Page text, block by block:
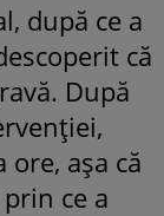
după ce a
că
După
așa că
ce a